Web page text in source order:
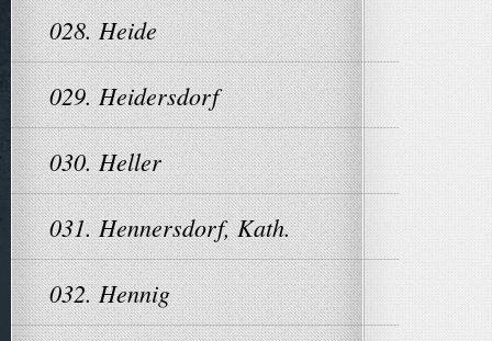
028. Heide
029. Heidersdorf
030. Heller
031. Hennersdorf, Kath.
032. Hennig